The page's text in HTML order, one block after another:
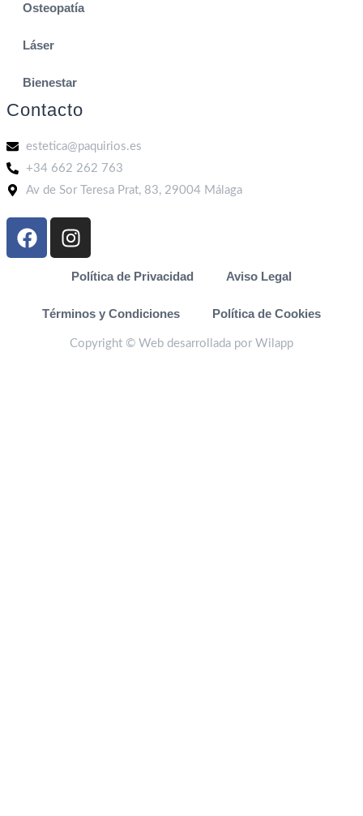
Osteopatía
Láser
Bienestar
Contacto
estetica@paquirios.es
+34 662 262 763
Av de Sor Teresa Prat, 83, 29004 Málaga
Política de Privacidad Aviso Legal
Términos y Condiciones Política de Cookies
Copyright © Web desarrollada por Wilapp